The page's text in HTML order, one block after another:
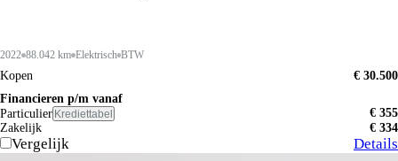
2022 88.042 km Elektrisch BTW
Kopen
€ 30.500
Financieren p/m vanaf
Particulier Krediettabel
€ 355
Zakelijk
€ 334
Vergelijk Details